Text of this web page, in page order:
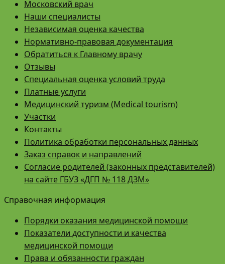
Московский врач
Наши специалисты
Независимая оценка качества
Нормативно-правовая документация
Обратиться к Главному врачу
Отзывы
Специальная оценка условий труда
Платные услуги
Медицинский туризм (Medical tourism)
Участки
Контакты
Политика обработки персональных данных
Заказ справок и направлений
Согласие родителей (законных представителей)
на сайте ГБУЗ «ДГП № 118 ДЗМ»
Справочная информация
Порядки оказания медицинской помощи
Показатели доступности и качества
медицинской помощи
Права и обязанности граждан